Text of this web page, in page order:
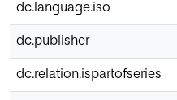
dc.language.iso
dc.publisher
dc.relation.ispartofseries